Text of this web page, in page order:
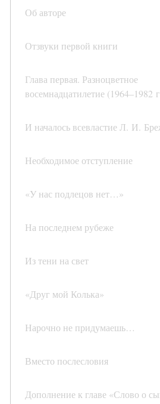
Об авторе
Отзвуки первой книги
Глава первая. Разноцветное
восемнадцатилетие (1964–1982
И началось всевластие Л. И.
Необходимое отступление
«У нас подлецов нет…»
На последнем рубеже
Из тени на свет
«Друг мой Колька»
Нарочно не придумаешь…
Вместо послесловия
Дополнение к главе «Слово о